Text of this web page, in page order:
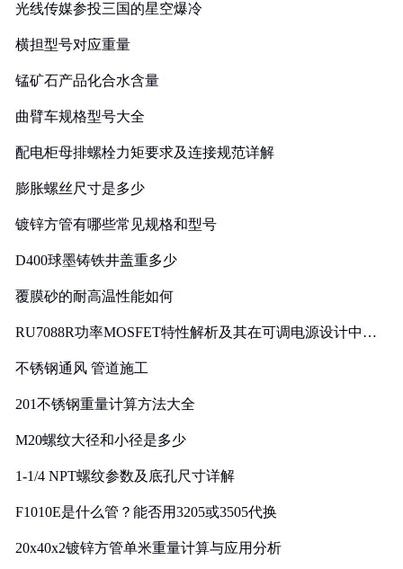
光线传媒参投三国的星空爆冷
横担型号对应重量
锰矿石产品化合水含量
曲臂车规格型号大全
配电柜母排螺栓力矩要求及连接规范详解
膨胀螺丝尺寸是多少
镀锌方管有哪些常见规格和型号
D400球墨铸铁井盖重多少
覆膜砂的耐高温性能如何
RU7088R功率MOSFET特性解析及其在可调电源设计中的
不锈钢通风 管道施工
201不锈钢重量计算方法大全
M20螺纹大径和小径是多少
1-1/4 NPT螺纹参数及底孔尺寸详解
F1010E是什么管？能否用3205或3505代换
20x40x2镀锌方管单米重量计算与应用分析